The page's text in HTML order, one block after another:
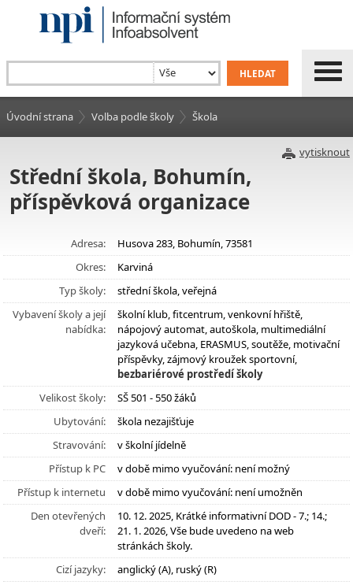
Úvodní strana Volba podle školy Škola
vytisknout
Střední škola, Bohumín,
příspěvková organizace
Adresa:
Husova 283, Bohumín, 73581
Okres:
Karviná
Typ školy:
střední škola, veřejná
Vybavení školy a její
nabídka:
školní klub, fitcentrum, venkovní hřiště,
nápojový automat, autoškola, multimediální
jazyková učebna, ERASMUS, soutěže, motivační
příspěvky, zájmový kroužek sportovní,
bezbariérové prostředí školy
Velikost školy:
SŠ 501 - 550 žáků
Ubytování:
škola nezajišťuje
Stravování:
v školní jídelně
Přístup k PC
v době mimo vyučování: není možný
Přístup k internetu
v době mimo vyučování: není umožněn
Den otevřených
dveří:
10. 12. 2025, Krátké informativní DOD - 7.; 14.;
21. 1. 2026, Vše bude uvedeno na web
stránkách školy.
Cizí jazyky:
anglický (A), ruský (R)